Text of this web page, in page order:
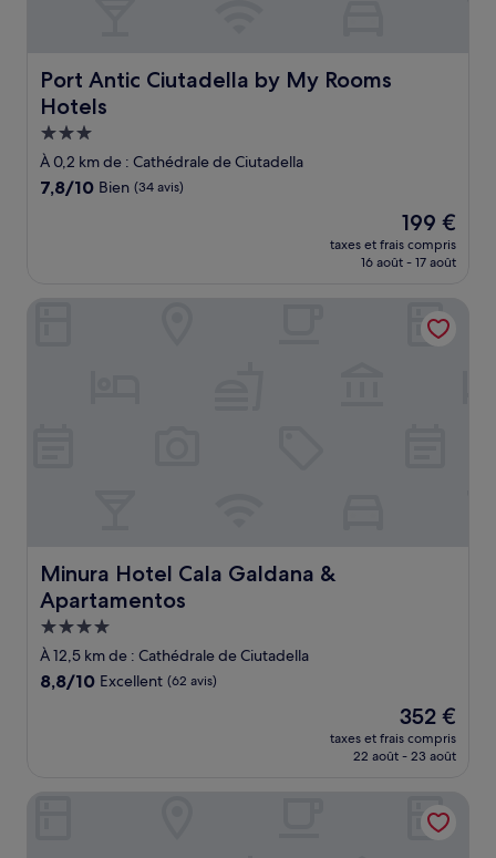
Port Antic Ciutadella by My Rooms
Hotels
Port Antic Ciutadella by My Rooms Hotels
Hébergement
3.0 étoiles
À 0,2 km de : Cathédrale de Ciutadella
7.8
7,8/10 Bien (34 avis)
Le
nouveau
prix
de
199 €
199 €
taxes et frais compris
16 août - 17 août
Minura Hotel Cala Galdana &
Apartamentos
Minura Hotel Cala Galdana & Apartamentos
Hébergement
4.0 étoiles
À 12,5 km de : Cathédrale de Ciutadella
8.8
8,8/10 Excellent (62 avis)
Le
nouveau
prix
de
352 €
352 €
taxes et frais compris
22 août - 23 août